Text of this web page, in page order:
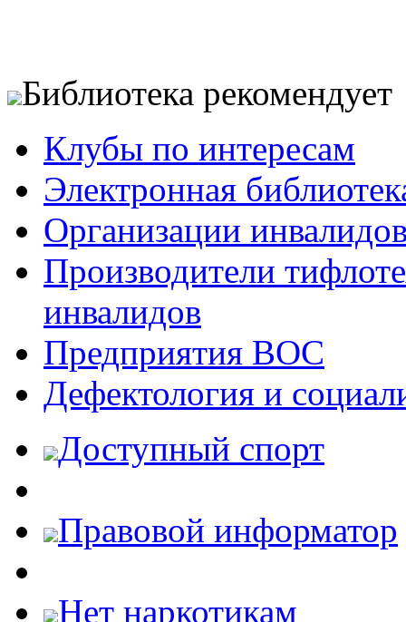
Библиотека рекомендует
Клубы по интересам
Электронная
Организации
Производители
инвалидов
Предприятия ВОС
Дефектология и
Доступный спорт
Правовой информатор
Нет наркотикам